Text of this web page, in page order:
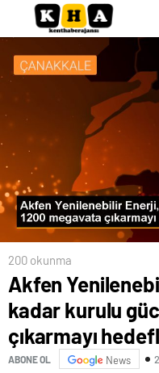
hedefliyor
200 okunma
Akfen
kadar kurulu
çıkarmayı
ABONE OL News